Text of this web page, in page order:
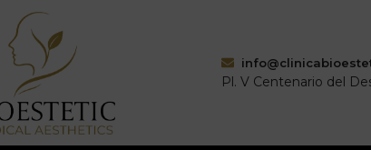
Pl. V Centenario del